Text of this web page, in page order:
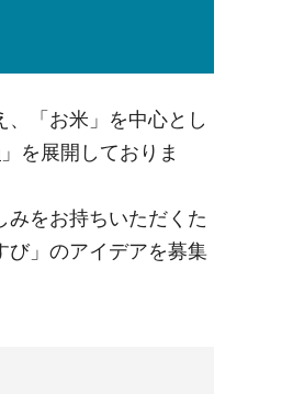
「お米」を中心とし
」を展開しておりま
みをお持ちいただくた
び」のアイデアを募集